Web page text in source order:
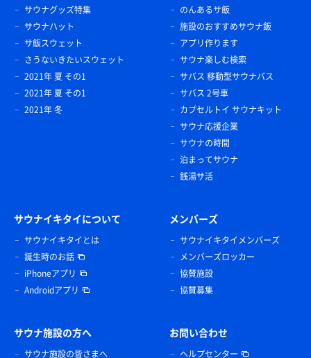
サウナグッズ特集
サウナハット
サ飯スウェット
さうないきたいスウェット
2021年 夏 その1
2021年 夏 その1
2021年 冬
のんあるサ飯
施設のおすすめサウナ飯
アプリ作ります
サウナ楽しむ検索
サバス 移動型サウナバス
サバス 2号車
カプセルトイ サウナキット
サウナ応援企業
サウナの時間
泊まってサウナ
銭湯サ活
サウナイキタイについて
サウナイキタイとは
誕生時のお話
iPhoneアプリ
Androidアプリ
メンバーズ
サウナイキタイメンバーズ
メンバーズロッカー
協賛施設
協賛募集
サウナ施設の方へ
サウナ施設の皆さまへ
お問い合わせ
ヘルプセンター